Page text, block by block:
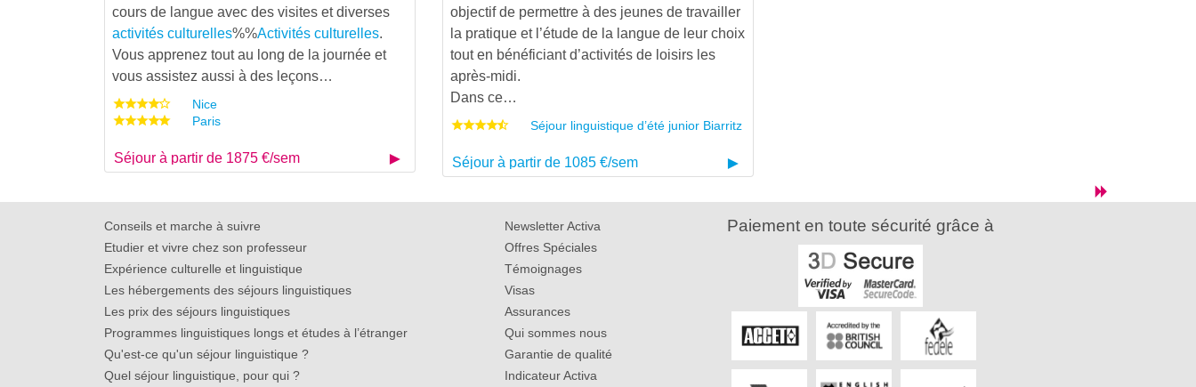
cours de langue avec des visites et diverses
activités culturelles%%Activités culturelles.
Vous apprenez tout au long de la journée et
vous assistez aussi à des leçons…
Nice
Paris
Séjour à partir de 1875 €/sem
objectif de permettre à des jeunes de travailler
la pratique et l’étude de la langue de leur choix
tout en bénéficiant d’activités de loisirs les
après-midi.
Dans ce…
Séjour linguistique d’été junior Biarritz
Séjour à partir de 1085 €/sem
Conseils et marche à suivre
Etudier et vivre chez son professeur
Expérience culturelle et linguistique
Les hébergements des séjours linguistiques
Les prix des séjours linguistiques
Programmes linguistiques longs et études à l’étranger
Qu'est-ce qu'un séjour linguistique ?
Quel séjour linguistique, pour qui ?
Newsletter Activa
Offres Spéciales
Témoignages
Visas
Assurances
Qui sommes nous
Garantie de qualité
Indicateur Activa
Paiement en toute sécurité grâce à